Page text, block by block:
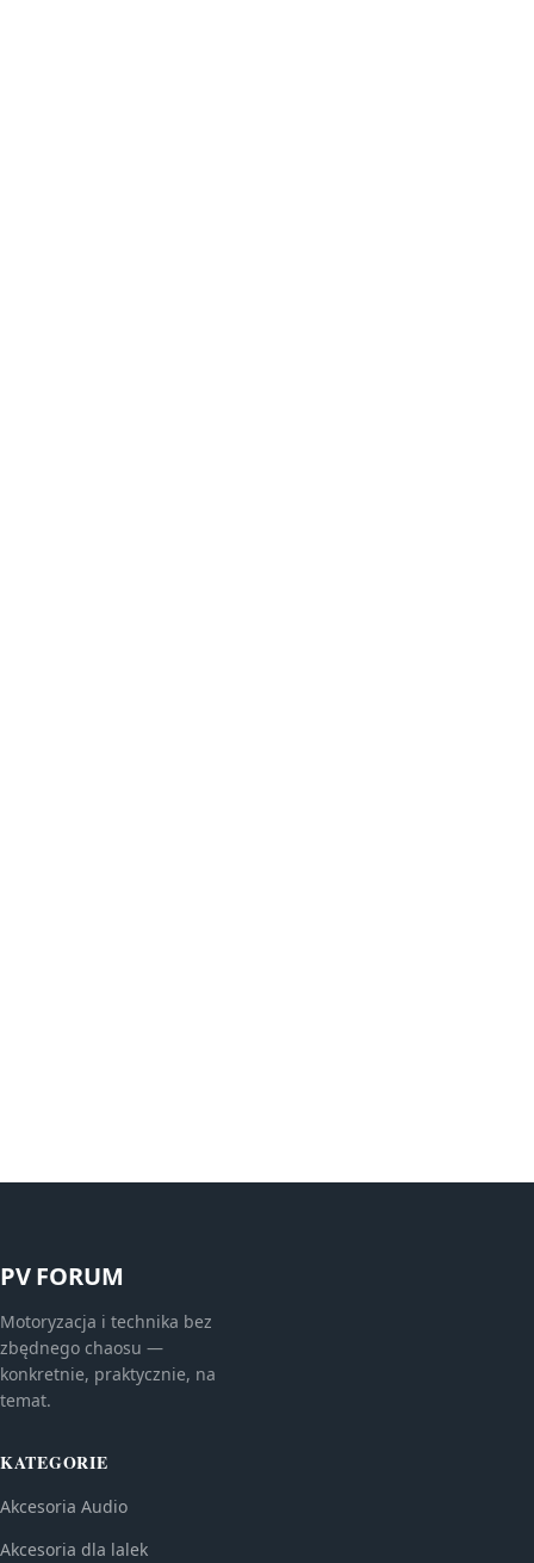
PV FORUM
Motoryzacja i technika bez
zbędnego chaosu —
konkretnie, praktycznie, na
temat.
KATEGORIE
Akcesoria Audio
Akcesoria dla lalek